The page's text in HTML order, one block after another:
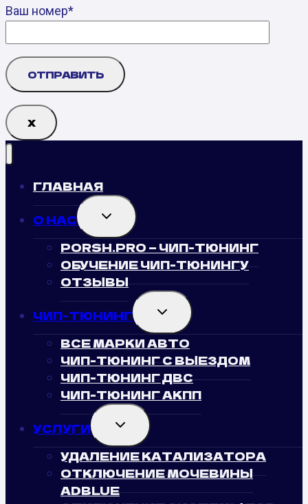
Ваш номер*
Х
ГЛАВНАЯ
О НАС TOGGLE
CHILD
MENU
PORSH.PRO — ЧИП-ТЮНИНГ
ОБУЧЕНИЕ ЧИП-ТЮНИНГУ
ОТЗЫВЫ
ЧИП-ТЮНИНГ TOGGLE
CHILD
MENU
ВСЕ МАРКИ АВТО
ЧИП-ТЮНИНГ С ВЫЕЗДОМ
ЧИП-ТЮНИНГ ДВС
ЧИП-ТЮНИНГ АКПП
УСЛУГИ TOGGLE
CHILD
MENU
УДАЛЕНИЕ КАТАЛИЗАТОРА
ОТКЛЮЧЕНИЕ МОЧЕВИНЫ
ADBLUE